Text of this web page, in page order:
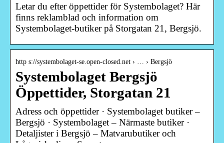
Letar du efter öppettider för Systembolaget? Här
finns reklamblad och information om
Systembolaget-butiker på Storgatan 21, Bergsjö.
http s://systembolaget-se.open-closed.net › … › Bergsjö
Systembolaget Bergsjö
Öppettider, Storgatan 21
Adress och öppettider · Systembolaget butiker –
Bergsjö · Systembolaget – Närmaste butiker ·
Detaljister i Bergsjö – Matvarubutiker och